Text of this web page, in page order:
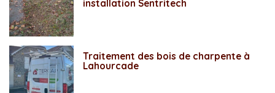
installation Sentritech
Traitement des bois de charpente à
Lahourcade